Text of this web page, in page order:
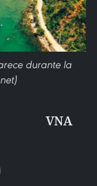
durante la
VNA